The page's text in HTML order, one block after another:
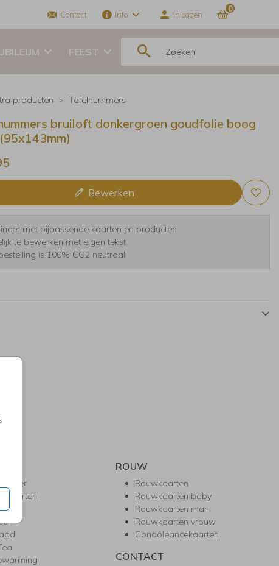
Contact Info Inloggen
0
FEEST
producten Tafelnummers
bruiloft donkergroen goudfolie boog
Bewerken
met bijpassende kaarten en producten
te bewerken met eigen tekst
is 100% CO2 neutraal
ROUW
Rouwkaarten
Rouwkaarten baby
Rouwkaarten man
Rouwkaarten vrouw
Condoleancekaarten
CONTACT